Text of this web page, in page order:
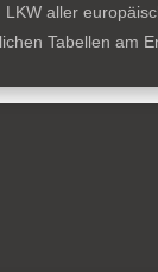
aller
Tabellen am